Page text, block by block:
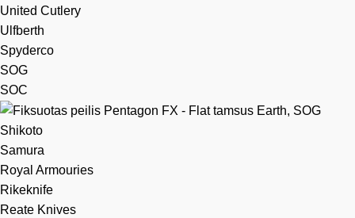
United Cutlery
Ulfberth
Spyderco
SOG
SOC
Shikoto
Samura
Royal Armouries
Rikeknife
Reate Knives